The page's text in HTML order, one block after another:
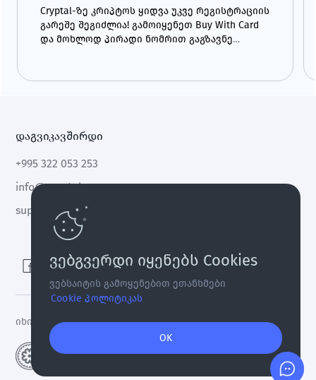
გელოდება?
Cryptal-ზე კრიპტოს ყიდვა უკვე რეგისტრაციის
გარეშე შეგიძლია! გამოიყენეთ Buy With Card
და მოხლოდ პირადი ნომრით გაგზავნე
დაგვიკავშირდი
+995 322 053 253
info@cryptal.com
support@cryptal.com
იხილეთ ლიცენზია 0002-9404
ვებგვერდი იყენებს Cookies
ვებსაიტის გამოყენებით ეთანხმები
Cookie პოლიტიკას
OK